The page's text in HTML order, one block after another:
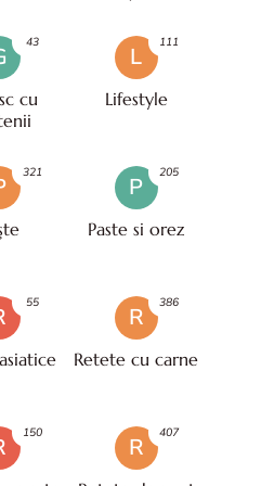
cu
43
L
Lifestyle
111
321
P
Paste si orez
205
55
R
Retete cu carne
386
150
R
407